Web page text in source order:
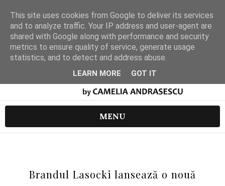
MENU
Brandul Lasocki lansează o nouă
This site uses cookies from Google to deliver its services
and to analyze traffic. Your IP address and user-agent are
shared with Google along with performance and security
metrics to ensure quality of service, generate usage
statistics, and to detect and address abuse.
LEARN MORE GOT IT